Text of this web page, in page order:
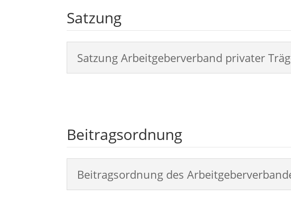
Satzung
Satzung Arbeitgeberverband privater
Beitragsordnung
Beitragsordnung des